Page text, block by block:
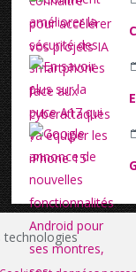
technologies